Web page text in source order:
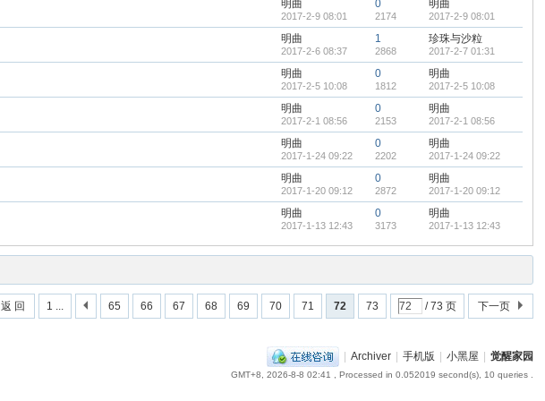
明曲
2017-2-9 08:01
0
2174
明曲
2017-2-9 08:01
明曲
2017-2-6 08:37
1
2868
珍珠与沙粒
2017-2-7 01:31
明曲
2017-2-5 10:08
0
1812
明曲
2017-2-5 10:08
明曲
2017-2-1 08:56
0
2153
明曲
2017-2-1 08:56
明曲
2017-1-24 09:22
0
2202
明曲
2017-1-24 09:22
明曲
2017-1-20 09:12
0
2872
明曲
2017-1-20 09:12
明曲
2017-1-13 12:43
0
3173
明曲
2017-1-13 12:43
1 ... 65 66 67 68 69 70 71 72 73 / 73 页 下一页
返 回
| Archiver | 手机版 | 小黑屋 | 觉醒家园
GMT+8, 2026-8-8 02:41 , Processed in 0.052019 second(s), 10 queries .